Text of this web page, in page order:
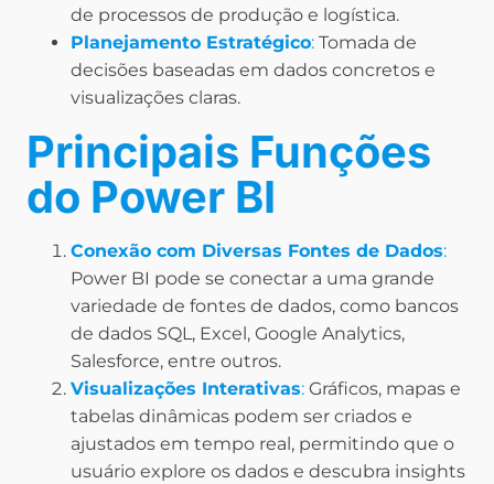
de processos de produção e logística.
Planejamento Estratégico: Tomada de
decisões baseadas em dados concretos e
visualizações claras.
Principais Funções
do Power BI
Conexão com Diversas Fontes de Dados:
Power BI pode se conectar a uma grande
variedade de fontes de dados, como bancos
de dados SQL, Excel, Google Analytics,
Salesforce, entre outros.
Visualizações Interativas: Gráficos, mapas e
tabelas dinâmicas podem ser criados e
ajustados em tempo real, permitindo que o
usuário explore os dados e descubra insights